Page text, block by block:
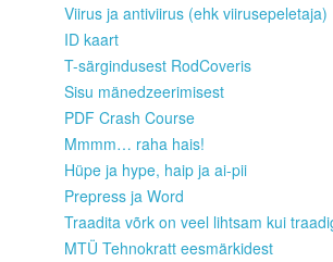
Viirus ja antiviirus (ehk viirusepeletaja)
ID kaart
T-särgindusest RodCoveris
Sisu mänedzeerimisest
PDF Crash Course
Mmmm… raha hais!
Hüpe ja hype, haip ja ai-pii
Prepress ja Word
Traadita võrk on veel lihtsam kui
MTÜ Tehnokratt eesmärkidest